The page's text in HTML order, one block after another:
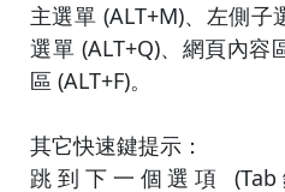
主選單 (ALT+M)、左側子
選單 (ALT+Q)、網頁內容
區 (ALT+F)。
其它快速鍵提示：
跳到下一個選項